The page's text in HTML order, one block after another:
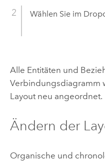
Wählen Sie im
Alle Entitäten und
Verbindungsdiagramm
Layout neu angeordnet.
Ändern der
Organische und